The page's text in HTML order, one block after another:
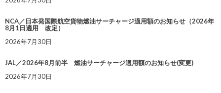
NCA／日本発国際航空貨物燃油サーチャージ適用額のお知らせ（2026年
8月1日適用 改定）
2026年7月30日
JAL／2026年8月前半 燃油サーチャージ適用額のお知らせ(変更)
2026年7月30日